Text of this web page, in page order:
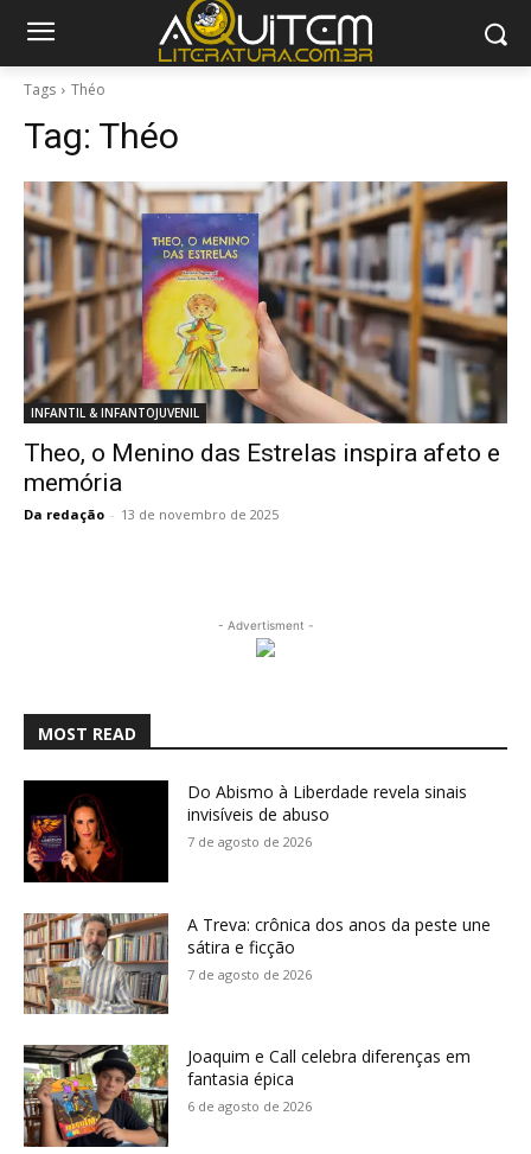
Tags Théo
Tag: Théo
INFANTIL & INFANTOJUVENIL
Theo, o Menino das Estrelas inspira afeto e
memória
Da redação - 13 de novembro de 2025
- Advertisment -
MOST READ
Do Abismo à Liberdade revela sinais
invisíveis de abuso
7 de agosto de 2026
A Treva: crônica dos anos da peste une
sátira e ficção
7 de agosto de 2026
Joaquim e Call celebra diferenças em
fantasia épica
6 de agosto de 2026